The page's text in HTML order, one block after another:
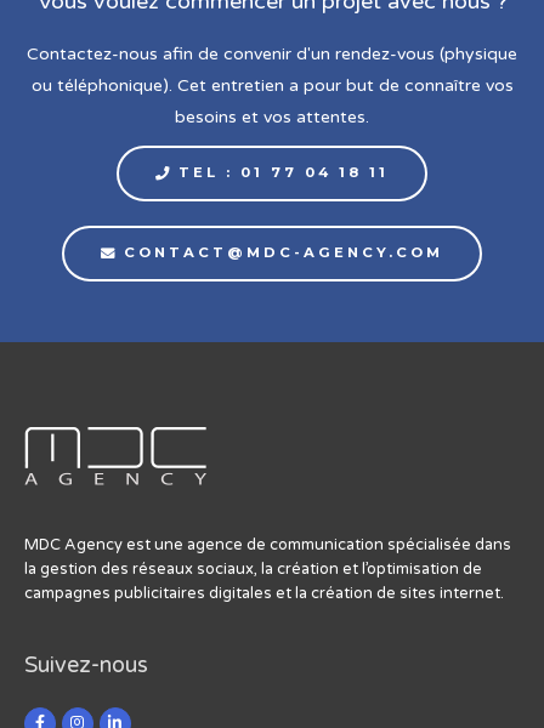
Contactez-nous afin de convenir d'un rendez-vous (physique
ou téléphonique). Cet entretien a pour but de connaître vos
besoins et vos attentes.
TEL : 01 77 04 18 11
CONTACT@MDC-AGENCY.COM
MDC Agency est une agence de communication spécialisée dans
la gestion des réseaux sociaux, la création et l’optimisation de
campagnes publicitaires digitales et la création de sites internet.
Suivez-nous